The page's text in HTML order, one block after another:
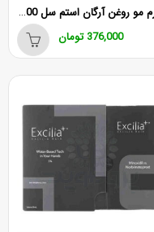
سرم مو روغن آرگان استم سل 100 میلی لیتر
376,000 تومان